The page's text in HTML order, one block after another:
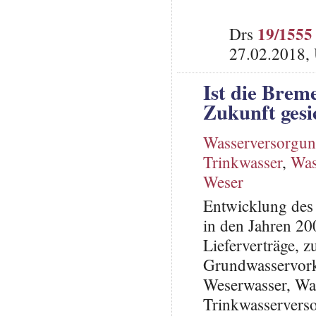
Drs 19/1555
27.02.2018,
Ist die
Zukunft
Trinkwasser,
Weser
Entwicklung
in den Jahren
Lieferverträge,
Weserwasser,